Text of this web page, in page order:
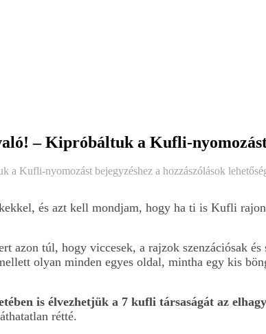
– Kipróbáltuk a Kufli-
a Kufli-nyomozást bejegyzéshez a hozzászólások
és azt kell mondjam, hogy ha ti is Kufli
azon túl, hogy viccesek, a rajzok szenzációsak és
olyan minden egyes oldal, mintha egy kis
is élvezhetjük a 7 kufli társaságát az
rétté.